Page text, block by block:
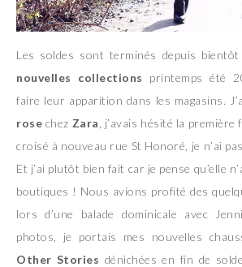
Les soldes sont terminés depuis bientôt
nouvelles collections printemps été
faire leur apparition dans les magasins.
rose chez Zara , j’avais hésité la
croisé à nouveau rue St Honoré, je n’ai
Et j’ai plutôt bien fait car je pense qu’elle
boutiques ! Nous avions profité des
lors d’une balade dominicale avec
photos, je portais mes nouvelles
Other Stories dénichées en fin de